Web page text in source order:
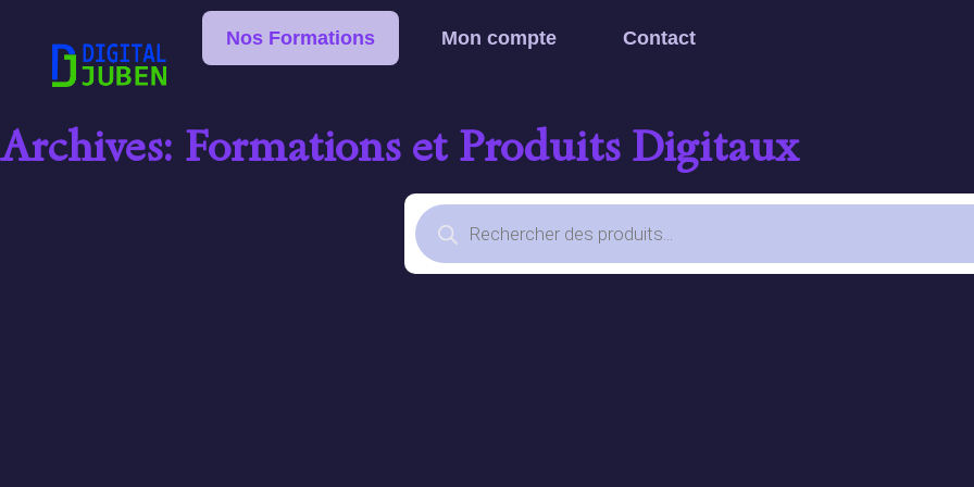
Nos Formations Mon compte Contact
Archives: Formations et Produits Digitaux